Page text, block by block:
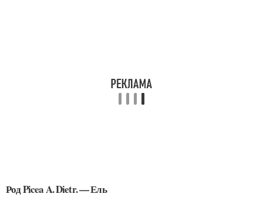
Род Picea A. Dietr. — Ель